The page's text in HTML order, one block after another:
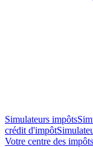
Simulateurs impôts
crédit d'impôt
Votre centre des impôts